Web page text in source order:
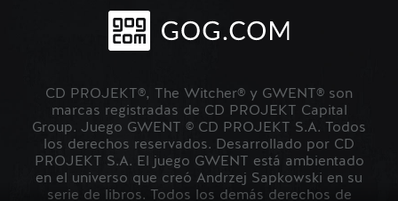
CD PROJEKT®, The Witcher® y GWENT® son
marcas registradas de CD PROJEKT Capital
Group. Juego GWENT © CD PROJEKT S.A. Todos
los derechos reservados. Desarrollado por CD
PROJEKT S.A. El juego GWENT está ambientado
en el universo que creó Andrzej Sapkowski en su
serie de libros. Todos los demás derechos de